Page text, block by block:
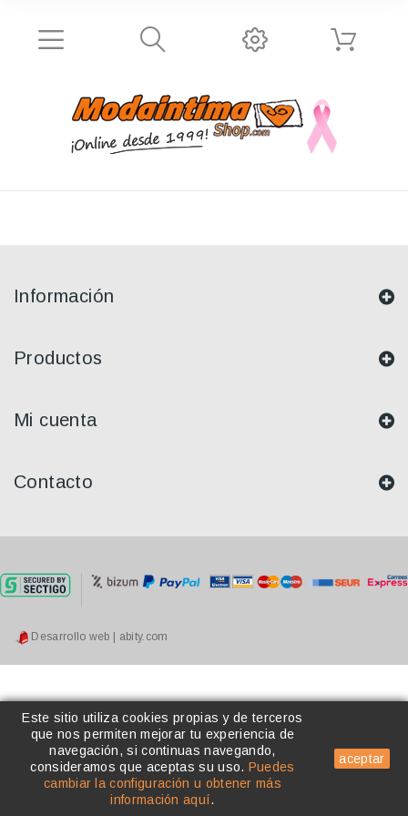
Este sitio utiliza cookies propias y de terceros
que nos permiten mejorar tu experiencia de
navegación, si continuas navegando,
consideramos que aceptas su uso. Puedes
cambiar la configuración u obtener más
información aquí.
aceptar
Información
Productos
Mi cuenta
Contacto
Desarrollo web | abity.com